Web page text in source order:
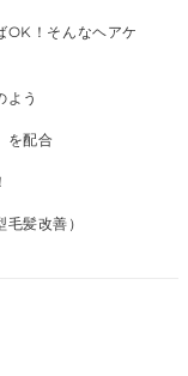
OK！そんなヘアケ
よう
を配合
髪改善）